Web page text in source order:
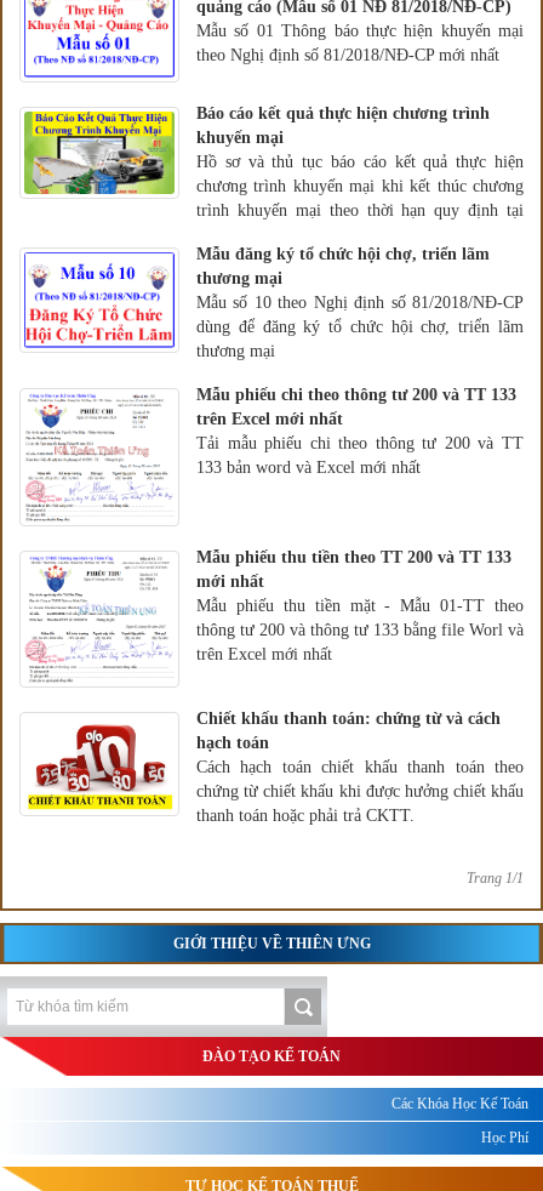
quảng cáo (Mẫu số 01 NĐ 81/2018/NĐ-CP)
Mẫu số 01 Thông báo thực hiện khuyến mại
theo Nghị định số 81/2018/NĐ-CP mới nhất
Báo cáo kết quả thực hiện chương trình
khuyến mại
Hồ sơ và thủ tục báo cáo kết quả thực hiện
chương trình khuyến mại khi kết thúc chương
trình khuyến mại theo thời hạn quy định tại
Mẫu đăng ký tổ chức hội chợ, triển lãm
thương mại
Mẫu số 10 theo Nghị định số 81/2018/NĐ-CP
dùng để đăng ký tổ chức hội chợ, triển lãm
thương mại
Mẫu phiếu chi theo thông tư 200 và TT 133
trên Excel mới nhất
Tải mẫu phiếu chi theo thông tư 200 và TT
133 bản word và Excel mới nhất
Mẫu phiếu thu tiền theo TT 200 và TT 133
mới nhất
Mẫu phiếu thu tiền mặt - Mẫu 01-TT theo
thông tư 200 và thông tư 133 bằng file Worl và
trên Excel mới nhất
Chiết khấu thanh toán: chứng từ và cách
hạch toán
Cách hạch toán chiết khấu thanh toán theo
chứng từ chiết khấu khi được hưởng chiết khấu
thanh toán hoặc phải trả CKTT.
Trang 1/1
GIỚI THIỆU VỀ THIÊN ƯNG
ĐÀO TẠO KẾ TOÁN
Các Khóa Học Kế Toán
Học Phí
TỰ HỌC KẾ TOÁN THUẾ